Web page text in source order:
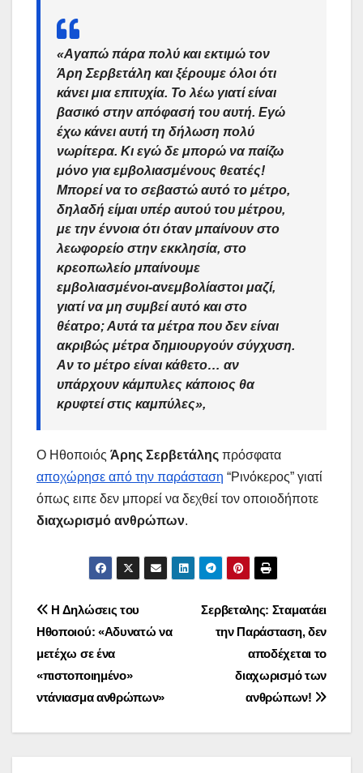
«Αγαπώ πάρα πολύ και εκτιμώ τον
Άρη Σερβετάλη και ξέρουμε όλοι ότι
κάνει μια επιτυχία. Το λέω γιατί είναι
βασικό στην απόφασή του αυτή. Εγώ
έχω κάνει αυτή τη δήλωση πολύ
νωρίτερα. Κι εγώ δε μπορώ να παίζω
μόνο για εμβολιασμένους θεατές!
Μπορεί να το σεβαστώ αυτό το μέτρο,
δηλαδή είμαι υπέρ αυτού του μέτρου,
με την έννοια ότι όταν μπαίνουν στο
λεωφορείο στην εκκλησία, στο
κρεοπωλείο μπαίνουμε
εμβολιασμένοι-ανεμβολίαστοι μαζί,
γιατί να μη συμβεί αυτό και στο
θέατρο; Αυτά τα μέτρα που δεν είναι
ακριβώς μέτρα δημιουργούν σύγχυση.
Αν το μέτρο είναι κάθετο… αν
υπάρχουν κάμπυλες κάποιος θα
κρυφτεί στις καμπύλες»,
Ο Ηθοποιός Άρης Σερβετάλης πρόσφατα
αποχώρησε από την παράσταση “Ρινόκερος” γιατί
όπως ειπε δεν μπορεί να δεχθεί τον οποιοδήποτε
διαχωρισμό ανθρώπων.
Πλοήγηση
άρθρων
Σερβεταλης: Σταματάει
την Παράσταση, δεν
αποδέχεται το
διαχωρισμό των
ανθρώπων!
Η Δηλώσεις του
Ηθοποιού: «Αδυνατώ να
μετέχω σε ένα
«πιστοποιημένο»
ντάνιασμα ανθρώπων»